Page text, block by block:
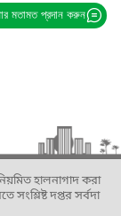
মতামত প্রদান করুন
হালনাগাদ করা
সংশ্লিষ্ট দপ্তর সর্বদা